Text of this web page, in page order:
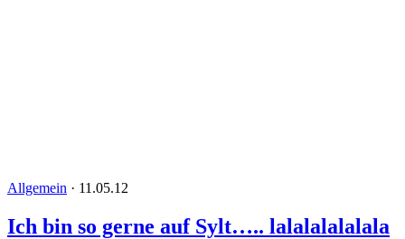
Allgemein · 11.05.12
Ich bin so gerne auf Sylt….. lalalalalalala